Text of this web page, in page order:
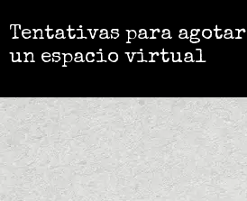
Tentativas para agotar
un espacio virtual